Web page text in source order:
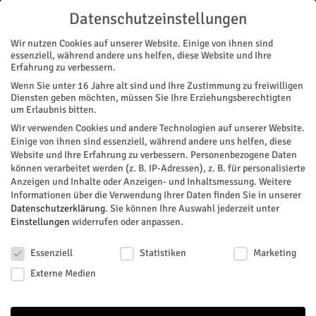
Start Magazin Festival Glücklich, friedlich und entspannt
MAGAZIN FESTIVAL
Glücklich, friedlich und entspannt
Die Veranstaltung war ein voller Erfolg und alle Beteiligten
zeigen sich rundum zufrieden mit der fünften Auflage des
Nibirii Festivals.
Von HERZOG Redaktion- August 28, 2025 130
Facebook Twitter
Datenschutzeinstellungen
Wir nutzen Cookies auf unserer Website. Einige von ihnen sind
essenziell, während andere uns helfen, diese Website und Ihre
Erfahrung zu verbessern.
Wenn Sie unter 16 Jahre alt sind und Ihre Zustimmung zu freiwilligen
Diensten geben möchten, müssen Sie Ihre Erziehungsberechtigten
um Erlaubnis bitten.
Wir verwenden Cookies und andere Technologien auf unserer Website.
Einige von ihnen sind essenziell, während andere uns helfen, diese
Website und Ihre Erfahrung zu verbessern. Personenbezogene Daten
können verarbeitet werden (z. B. IP-Adressen), z. B. für personalisierte
Anzeigen und Inhalte oder Anzeigen- und Inhaltsmessung. Weitere
Informationen über die Verwendung Ihrer Daten finden Sie in unserer
Datenschutzerklärung. Sie können Ihre Auswahl jederzeit unter
Einstellungen widerrufen oder anpassen.
Essenziell
Statistiken
Marketing
Externe Medien